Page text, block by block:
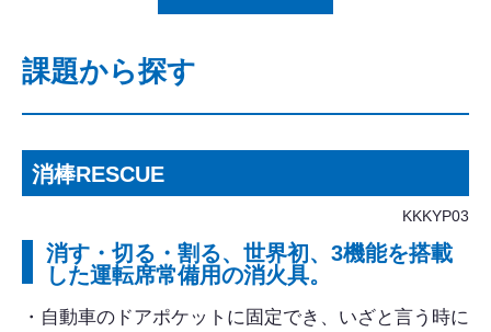
課題から探す
消棒RESCUE
KKKYP03
消す・切る・割る、世界初、3機能を搭載
した運転席常備用の消火具。
・自動車のドアポケットに固定でき、いざと言う時に